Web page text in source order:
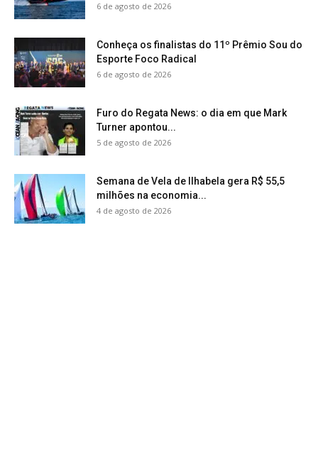
6 de agosto de 2026
Conheça os finalistas do 11º Prêmio Sou do
Esporte Foco Radical
6 de agosto de 2026
Furo do Regata News: o dia em que Mark
Turner apontou...
5 de agosto de 2026
Semana de Vela de Ilhabela gera R$ 55,5
milhões na economia...
4 de agosto de 2026